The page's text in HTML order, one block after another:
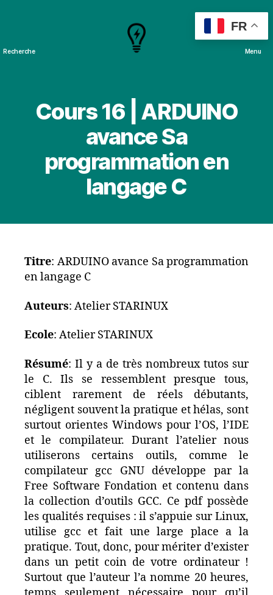
Recherche Menu
Cours 16 | ARDUINO
avance Sa
programmation en
langage C
Titre: ARDUINO avance Sa programmation
en langage C
Auteurs: Atelier STARINUX
Ecole: Atelier STARINUX
Résumé: Il y a de très nombreux tutos sur
le C. Ils se ressemblent presque tous,
ciblent rarement de réels débutants,
négligent souvent la pratique et hélas, sont
surtout orientes Windows pour l’OS, l’IDE
et le compilateur. Durant l’atelier nous
utiliserons certains outils, comme le
compilateur gcc GNU développe par la
Free Software Fondation et contenu dans
la collection d’outils GCC. Ce pdf possède
les qualités requises : il s’appuie sur Linux,
utilise gcc et fait une large place a la
pratique. Tout, donc, pour mériter d’exister
dans un petit coin de votre ordinateur !
Surtout que l’auteur l’a nomme 20 heures,
FR